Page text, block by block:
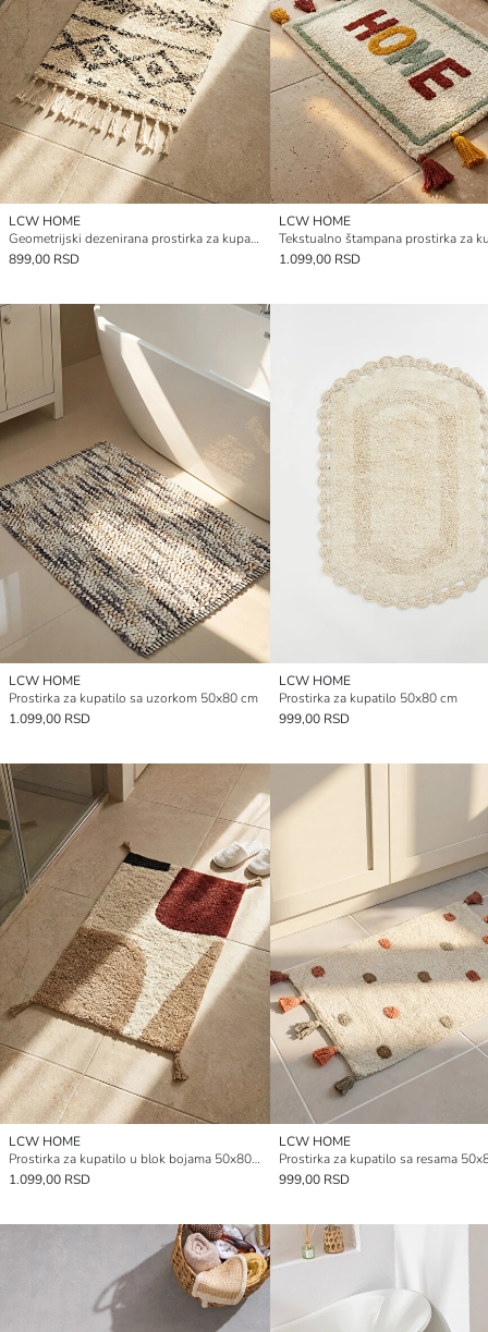
LCW HOME
Geometrijski dezenirana prostirka za kupatilo 50x80 cm
899,00 RSD
LCW HOME
1.099,00 RSD
LCW HOME
Prostirka za kupatilo sa uzorkom 50x80 cm
1.099,00 RSD
LCW HOME
Prostirka za kupatilo 50x80 cm
999,00 RSD
LCW HOME
Prostirka za kupatilo u blok bojama 50x80 cm
1.099,00 RSD
LCW HOME
Prostirka za kupatilo sa resama
999,00 RSD